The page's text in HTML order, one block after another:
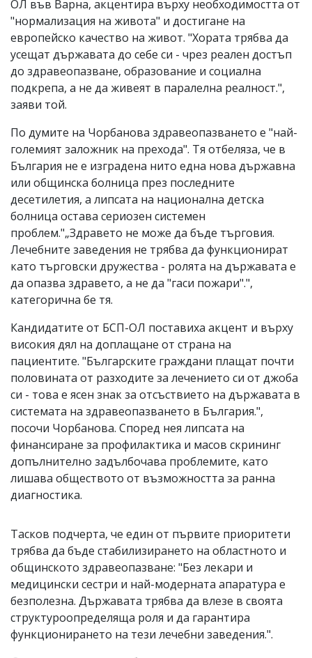
ОЛ във Варна, акцентира върху необходимостта от
"нормализация на живота" и достигане на
европейско качество на живот. "Хората трябва да
усещат държавата до себе си - чрез реален достъп
до здравеопазване, образование и социална
подкрепа, а не да живеят в паралелна реалност.",
заяви той.
По думите на Чорбанова здравеопазването е "най-
големият заложник на прехода". Тя отбеляза, че в
България не е изградена нито една нова държавна
или общинска болница през последните
десетилетия, а липсата на национална детска
болница остава сериозен системен
проблем."„Здравето не може да бъде търговия.
Лечебните заведения не трябва да функционират
като търговски дружества - ролята на държавата е
да опазва здравето, а не да "гаси пожари".",
категорична бе тя.
Кандидатите от БСП-ОЛ поставиха акцент и върху
високия дял на доплащане от страна на
пациентите. "Българските граждани плащат почти
половината от разходите за лечението си от джоба
си - това е ясен знак за отсъствието на държавата в
системата на здравеопазването в България.",
посочи Чорбанова. Според нея липсата на
финансиране за профилактика и масов скрининг
допълнително задълбочава проблемите, като
лишава обществото от възможността за ранна
диагностика.
Тасков подчерта, че един от първите приоритети
трябва да бъде стабилизирането на областното и
общинското здравеопазване: "Без лекари и
медицински сестри и най-модерната апаратура е
безполезна. Държавата трябва да влезе в своята
структуроопределяща роля и да гарантира
функционирането на тези лечебни заведения.".